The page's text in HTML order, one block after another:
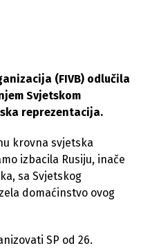
(FIVB) odlučila
Svjetskom
reprezentacija.
krovna svjetska
izbacila Rusiju, inače
sa Svjetskog
domaćinstvo ovog
SP od 26.